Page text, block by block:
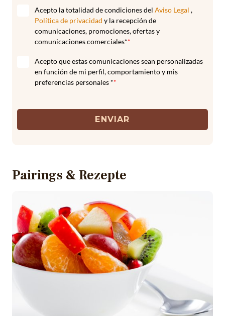
Acepto la totalidad de condiciones del Aviso Legal ,
Política de privacidad y la recepción de
comunicaciones, promociones, ofertas y
comunicaciones comerciales**
Acepto que estas comunicaciones sean personalizadas
en función de mi perfil, comportamiento y mis
preferencias personales **
ENVIAR
Pairings & Rezepte